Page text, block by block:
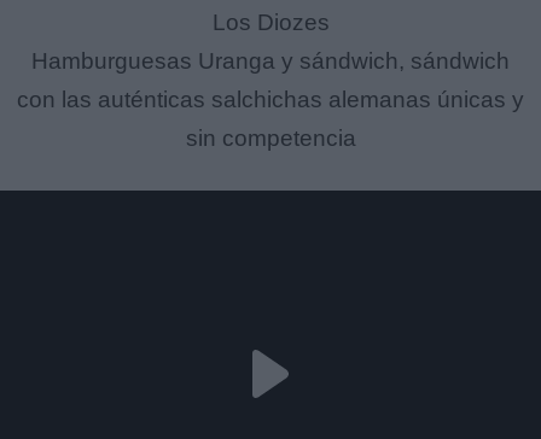
Los Diozes
Hamburguesas Uranga y sándwich, sándwich
con las auténticas salchichas alemanas únicas y
sin competencia